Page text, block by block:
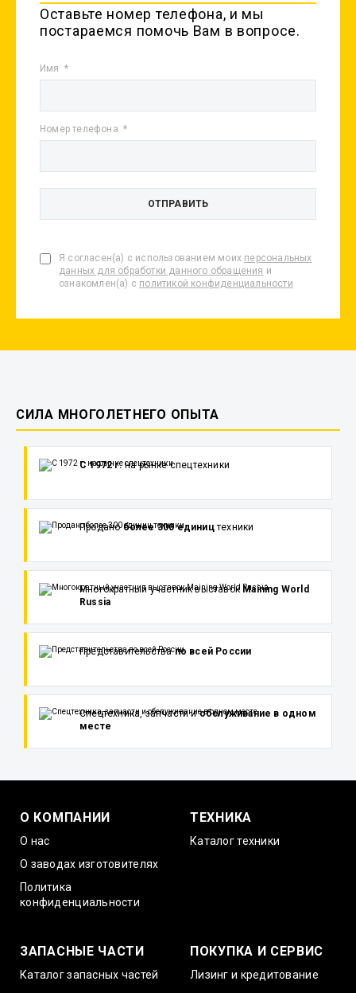
Оставьте номер телефона, и мы
постараемся помочь Вам в вопросе.
Имя
Номер телефона
Я согласен(а) с использованием моих персональных
данных для обработки данного обращения и
ознакомлен(а) с политикой конфиденциальности
СИЛА МНОГОЛЕТНЕГО ОПЫТА
С 1972 г.на рынке спецтехники
Проданоболее 300 едиництехники
Многократный участник выставок Maining World
Russia
Представительствапо всей России
Спецтехника, запчасти иобслуживание в одном
месте
О КОМПАНИИ
О нас
О заводах изготовителях
Политика
конфиденциальности
ТЕХНИКА
Каталог техники
ЗАПАСНЫЕ ЧАСТИ
Каталог запасных частей
ПОКУПКА И СЕРВИС
Лизинг и кредитование